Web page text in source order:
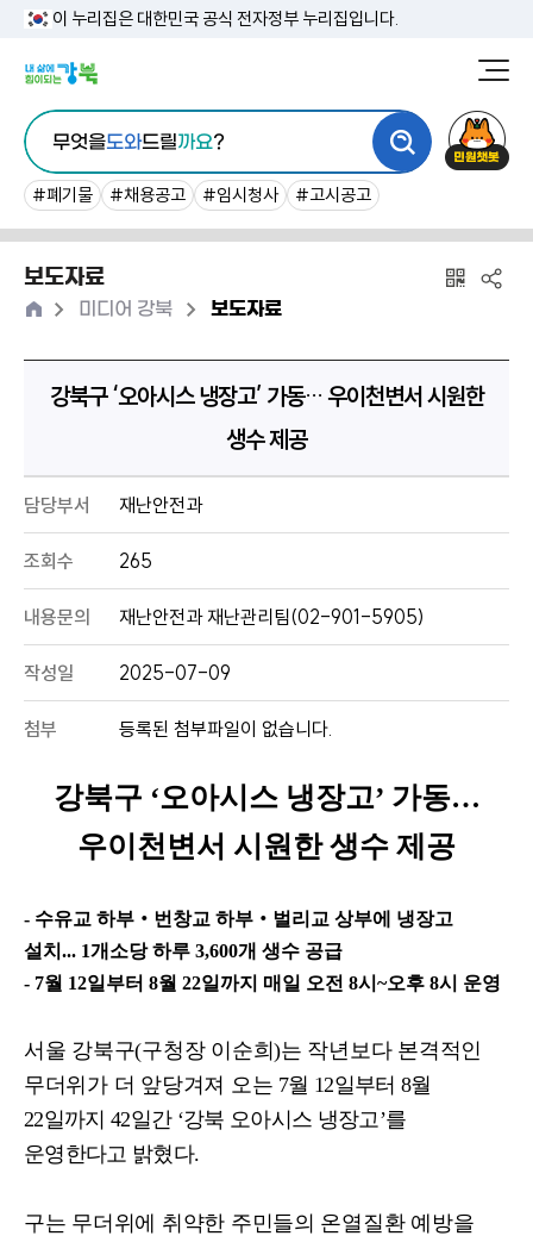
이 누리집은 대한민국 공식 전자정부 누리집입니다.
청
통
합
검
색
무엇을도와드릴까요?
#폐기물 #채용공고 #임시청사 #고시공고
원
보도자료
홈 >미디어 강북 >보도자료
강북구 ‘오아시스 냉장고’ 가동… 우이천변서 시원한
생수 제공
담당부서 재난안전과
조회수 265
내용문의 재난안전과 재난관리팀(02-901-5905)
작성일 2025-07-09
첨부 등록된 첨부파일이 없습니다.
강북구 ‘오아시스 냉장고’ 가동…
우이천변서 시원한 생수 제공
- 수유교 하부 ‧ 번창교 하부 ‧ 벌리교 상부에 냉장고
설치 ... 1개소당 하루 3,600개 생수 공급
- 7월 12일부터 8월 22일까지 매일 오전 8시 ~오후 8시 운영
서울 강북구(구청장 이순희)는 작년보다 본격적인
무더위가 더 앞당겨져 오는 7월 12일부터8월
22일까지42일간 ‘강북 오아시스 냉장고’를
운영한다고 밝혔다.
구는 무더위에 취약한 주민들의 온열질환 예방을